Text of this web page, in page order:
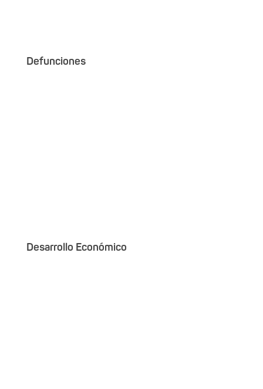
Defunciones
Desarrollo Económico